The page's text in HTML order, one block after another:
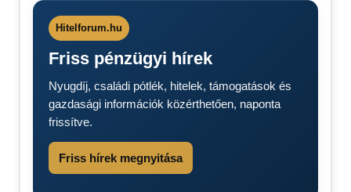
Gyorshajtás
büntetés
táblázat
Hitelforum.hu
Friss pénzügyi hírek
Nyugdíj, családi pótlék, hitelek, támogatások és
gazdasági információk közérthetően, naponta
frissítve.
Friss hírek megnyitása